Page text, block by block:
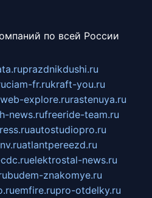
по всей России
prazdnikdushi.ru
ciam-fr.rukraft-you.ru
web-explore.rurastenuya.ru
news.rufreeride-team.ru
autostudiopro.ru
atlantpereezd.ru
elektrostal-news.ru
budem-znakomye.ru
emfire.rupro-otdelky.ru